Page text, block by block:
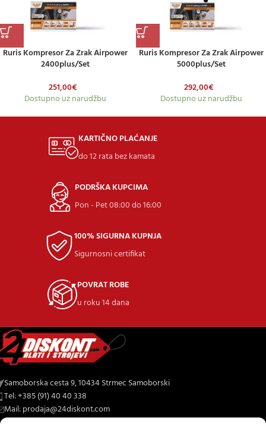
Ruris Kompresor Za Zrak Airpower
2400plus/set
251,00€
Dostupno uz narudžbu
Ruris Kompresor Za Zrak Airpower
5000plus/set
292,00€
Dostupno uz narudžbu
KARTIČNO PLAĆANJE
do 12 rata bez kamata
PODRŠKA KUPCIMA
Pon - Pet 08:00 do 16:00
100% SIGURNA KUPNJA
Sigurnosni certifikat
POVRAT ROBE
u roku 14 dana
Samoborska cesta 9, 10434 Strmec Samoborski
Tel: +385 (91) 40 40 338
Mail: prodaja@24diskont.com